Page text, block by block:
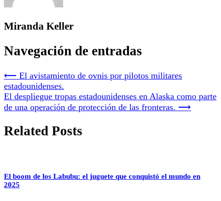
Miranda Keller
Navegación de entradas
⟵ El avistamiento de ovnis por pilotos militares
estadounidenses.
El despliegue tropas estadounidenses en Alaska como parte
de una operación de protección de las fronteras. ⟶
Related Posts
El boom de los Labubu: el juguete que conquistó el mundo en
2025